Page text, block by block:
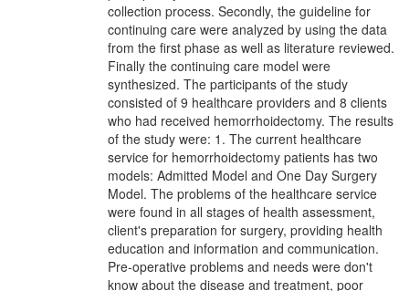
collection process. Secondly, the guideline for
continuing care were analyzed by using the data
from the first phase as well as literature reviewed.
Finally the continuing care model were
synthesized. The participants of the study
consisted of 9 healthcare providers and 8 clients
who had received hemorrhoidectomy. The results
of the study were: 1. The current healthcare
service for hemorrhoidectomy patients has two
models: Admitted Model and One Day Surgery
Model. The problems of the healthcare service
were found in all stages of health assessment,
client's preparation for surgery, providing health
education and information and communication.
Pre-operative problems and needs were don't
know about the disease and treatment, poor